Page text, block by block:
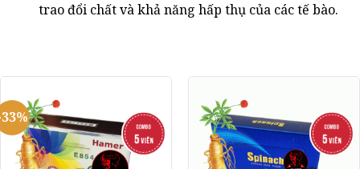
trao đổi chất và khả năng hấp thụ của các tế bào.